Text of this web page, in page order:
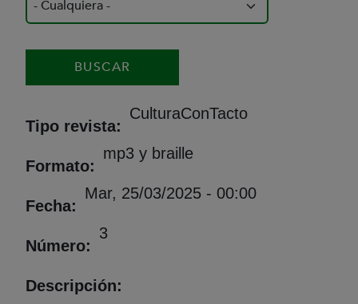
Tipo revista
CulturaConTacto
Formato
mp3 y braille
Fecha
Mar, 25/03/2025 - 00:00
Número
3
Descripción